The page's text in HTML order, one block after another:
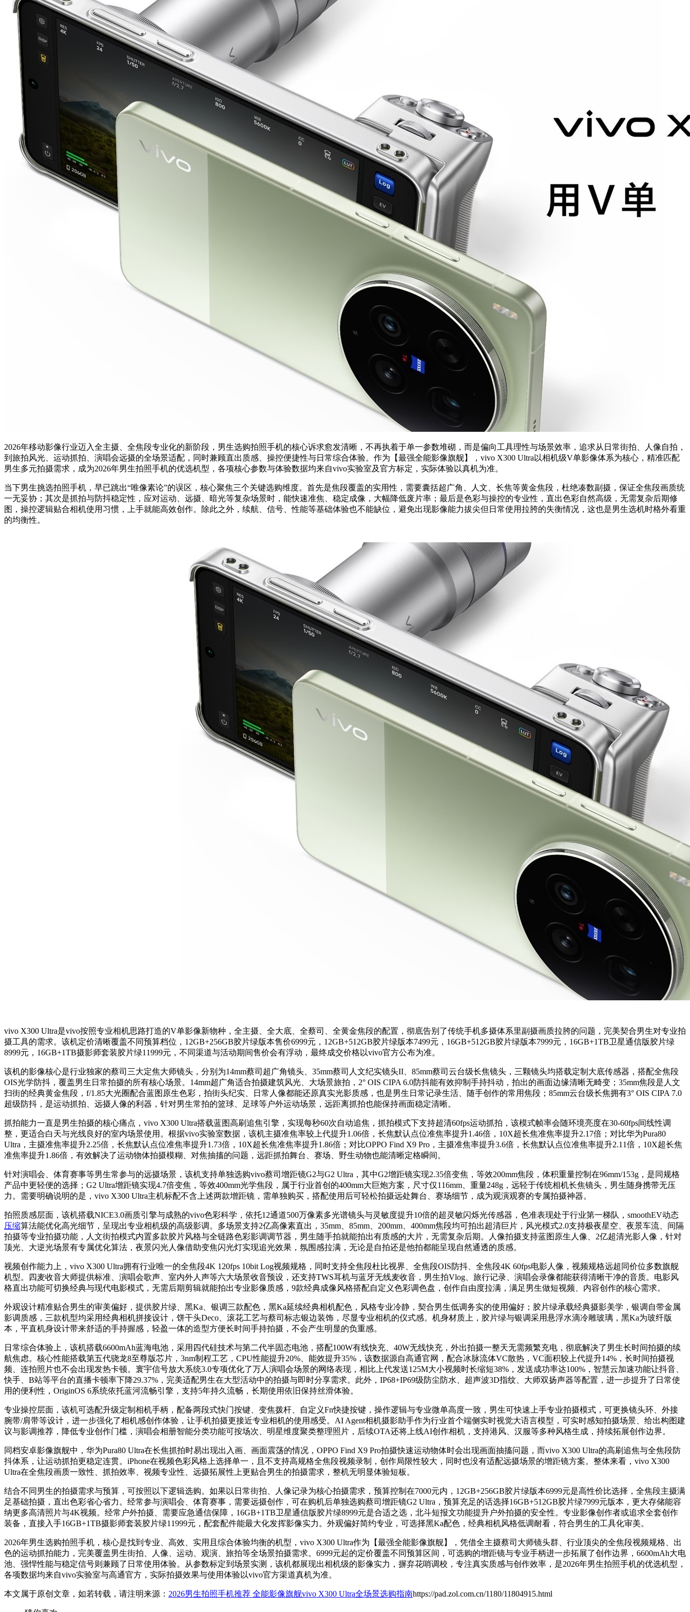
2026年移动影像行业迈入全主摄、全焦段专业化的新阶段，男生选购拍照手机的核心诉求愈发清晰，不再执着于单一参数堆砌，而是偏向工具理性与场景效率，追求从日常街拍、人像自拍，
到旅拍风光、运动抓拍、演唱会远摄的全场景适配，同时兼顾直出质感、操控便捷性与日常综合体验。作为【最强全能影像旗舰】，vivo X300 Ultra以相机级V单影像体系为核心，精准匹配
男生多元拍摄需求，成为2026年男生拍照手机的优选机型，各项核心参数与体验数据均来自vivo实验室及官方标定，实际体验以真机为准。
当下男生挑选拍照手机，早已跳出“唯像素论”的误区，核心聚焦三个关键选购维度。首先是焦段覆盖的实用性，需要囊括超广角、人文、长焦等黄金焦段，杜绝凑数副摄，保证全焦段画质统
一无妥协；其次是抓拍与防抖稳定性，应对运动、远摄、暗光等复杂场景时，能快速准焦、稳定成像，大幅降低废片率；最后是色彩与操控的专业性，直出色彩自然高级，无需复杂后期修
图，操控逻辑贴合相机使用习惯，上手就能高效创作。除此之外，续航、信号、性能等基础体验也不能缺位，避免出现影像能力拔尖但日常使用拉胯的失衡情况，这也是男生选机时格外看重
的均衡性。
vivo X300 Ultra是vivo按照专业相机思路打造的V单影像新物种，全主摄、全大底、全蔡司、全黄金焦段的配置，彻底告别了传统手机多摄体系里副摄画质拉胯的问题，完美契合男生对专业拍
摄工具的需求。该机定价清晰覆盖不同预算档位，12GB+256GB胶片绿版本售价6999元，12GB+512GB胶片绿版本7499元，16GB+512GB胶片绿版本7999元，16GB+1TB卫星通信版胶片绿
8999元，16GB+1TB摄影师套装胶片绿11999元，不同渠道与活动期间售价会有浮动，最终成交价格以vivo官方公布为准。
该机的影像核心是行业独家的蔡司三大定焦大师镜头，分别为14mm蔡司超广角镜头、35mm蔡司人文纪实镜头II、85mm蔡司云台级长焦镜头，三颗镜头均搭载定制大底传感器，搭配全焦段
OIS光学防抖，覆盖男生日常拍摄的所有核心场景。14mm超广角适合拍摄建筑风光、大场景旅拍，2° OIS CIPA 6.0防抖能有效抑制手持抖动，拍出的画面边缘清晰无畸变；35mm焦段是人文
扫街的经典黄金焦段，f/1.85大光圈配合蓝图原生色彩，拍街头纪实、日常人像都能还原真实光影质感，也是男生日常记录生活、随手创作的常用焦段；85mm云台级长焦拥有3° OIS CIPA 7.0
超级防抖，是运动抓拍、远摄人像的利器，针对男生常拍的篮球、足球等户外运动场景，远距离抓拍也能保持画面稳定清晰。
抓拍能力一直是男生拍摄的核心痛点，vivo X300 Ultra搭载蓝图高刷追焦引擎，实现每秒60次自动追焦，抓拍模式下支持超清60fps运动抓拍，该模式帧率会随环境亮度在30-60fps间线性调
整，更适合白天与光线良好的室内场景使用。根据vivo实验室数据，该机主摄准焦率较上代提升1.06倍，长焦默认点位准焦率提升1.46倍，10X超长焦准焦率提升2.17倍；对比华为Pura80
Ultra，主摄准焦率提升2.25倍，长焦默认点位准焦率提升1.73倍，10X超长焦准焦率提升1.86倍；对比OPPO Find X9 Pro，主摄准焦率提升3.6倍，长焦默认点位准焦率提升2.11倍，10X超长焦
准焦率提升1.86倍，有效解决了运动物体拍摄模糊、对焦抽搐的问题，远距抓拍舞台、赛场、野生动物也能清晰定格瞬间。
针对演唱会、体育赛事等男生常参与的远摄场景，该机支持单独选购vivo蔡司增距镜G2与G2 Ultra，其中G2增距镜实现2.35倍变焦，等效200mm焦段，体积重量控制在96mm/153g，是同规格
产品中更轻便的选择；G2 Ultra增距镜实现4.7倍变焦，等效400mm光学焦段，属于行业首创的400mm大巨炮方案，尺寸仅116mm、重量248g，远轻于传统相机长焦镜头，男生随身携带无压
力。需要明确说明的是，vivo X300 Ultra主机标配不含上述两款增距镜，需单独购买，搭配使用后可轻松拍摄远处舞台、赛场细节，成为观演观赛的专属拍摄神器。
拍照质感层面，该机搭载NICE3.0画质引擎与成熟的vivo色彩科学，依托12通道500万像素多光谱镜头与灵敏度提升10倍的超灵敏闪烁光传感器，色准表现处于行业第一梯队，smoothEV动态
压缩算法能优化高光细节，呈现出专业相机级的高级影调。多场景支持2亿高像素直出，35mm、85mm、200mm、400mm焦段均可拍出超清巨片，风光模式2.0支持极夜星空、夜景车流、间隔
拍摄等专业拍摄功能，人文街拍模式内置多款胶片风格与全链路色彩影调调节器，男生随手拍就能拍出有质感的大片，无需复杂后期。人像拍摄支持蓝图原生人像、2亿超清光影人像，针对
顶光、大逆光场景有专属优化算法，夜景闪光人像借助变焦闪光灯实现追光效果，氛围感拉满，无论是自拍还是他拍都能呈现自然通透的质感。
视频创作能力上，vivo X300 Ultra拥有行业唯一的全焦段4K 120fps 10bit Log视频规格，同时支持全焦段杜比视界、全焦段OIS防抖、全焦段4K 60fps电影人像，视频规格远超同价位多数旗舰
机型。四麦收音大师提供标准、演唱会歌声、室内外人声等六大场景收音预设，还支持TWS耳机与蓝牙无线麦收音，男生拍Vlog、旅行记录、演唱会录像都能获得清晰干净的音质。电影风
格直出功能可切换经典与现代电影模式，无需后期剪辑就能拍出专业影像质感，9款经典成像风格搭配自定义色彩调色盘，创作自由度拉满，满足男生做短视频、内容创作的核心需求。
外观设计精准贴合男生的审美偏好，提供胶片绿、黑Ka、银调三款配色，黑Ka延续经典相机配色，风格专业冷静，契合男生低调务实的使用偏好；胶片绿承载经典摄影美学，银调自带金属
影调质感，三款机型均采用经典相机拼接设计，饼干头Deco、滚花工艺与蔡司标志银边装饰，尽显专业相机的仪式感。机身材质上，胶片绿与银调采用悬浮水滴冷雕玻璃，黑Ka为玻纤版
本，平直机身设计带来舒适的手持握感，轻盈一体的造型方便长时间手持拍摄，不会产生明显的负重感。
日常综合体验上，该机搭载6600mAh蓝海电池，采用四代硅技术与第二代半固态电池，搭配100W有线快充、40W无线快充，外出拍摄一整天无需频繁充电，彻底解决了男生长时间拍摄的续
航焦虑。核心性能搭载第五代骁龙8至尊版芯片，3nm制程工艺，CPU性能提升20%、能效提升35%，该数据源自高通官网，配合冰脉流体VC散热，VC面积较上代提升14%，长时间拍摄视
频、连拍照片也不会出现发热卡顿。寰宇信号放大系统3.0专项优化了万人演唱会场景的网络表现，相比上代发送125M大小视频时长缩短38%，发送成功率达100%，智慧云加速功能让抖音、
快手、B站等平台的直播卡顿率下降29.37%，完美适配男生在大型活动中的拍摄与即时分享需求。此外，IP68+IP69级防尘防水、超声波3D指纹、大师双扬声器等配置，进一步提升了日常使
用的便利性，OriginOS 6系统依托蓝河流畅引擎，支持5年持久流畅，长期使用依旧保持丝滑体验。
专业操控层面，该机可选配升级定制相机手柄，配备两段式快门按键、变焦拨杆、自定义Fn快捷按键，操作逻辑与专业微单高度一致，男生可快速上手专业拍摄模式，可更换镜头环、外接
腕带/肩带等设计，进一步强化了相机感创作体验，让手机拍摄更接近专业相机的使用感受。AI Agent相机摄影助手作为行业首个端侧实时视觉大语言模型，可实时感知拍摄场景、给出构图建
议与影调推荐，降低专业创作门槛，演唱会相册智能分类功能可按场次、明星维度聚类整理照片，后续OTA还将上线AI创作相机，支持港风、汉服等多种风格生成，持续拓展创作边界。
同档安卓影像旗舰中，华为Pura80 Ultra在长焦抓拍时易出现出入画、画面震荡的情况，OPPO Find X9 Pro拍摄快速运动物体时会出现画面抽搐问题，而vivo X300 Ultra的高刷追焦与全焦段防
抖体系，让运动抓拍更稳定连贯。iPhone在视频色彩风格上选择单一，且不支持高规格全焦段视频录制，创作局限性较大，同时也没有适配远摄场景的增距镜方案。整体来看，vivo X300
Ultra在全焦段画质一致性、抓拍效率、视频专业性、远摄拓展性上更贴合男生的拍摄需求，整机无明显体验短板。
结合不同男生的拍摄需求与预算，可按照以下逻辑选购。如果以日常街拍、人像记录为核心拍摄需求，预算控制在7000元内，12GB+256GB胶片绿版本6999元是高性价比选择，全焦段主摄满
足基础拍摄，直出色彩省心省力。经常参与演唱会、体育赛事，需要远摄创作，可在购机后单独选购蔡司增距镜G2 Ultra，预算充足的话选择16GB+512GB胶片绿7999元版本，更大存储能容
纳更多高清照片与4K视频。经常户外拍摄、需要应急通信保障，16GB+1TB卫星通信版胶片绿8999元是合适之选，北斗短报文功能提升户外拍摄的安全性。专业影像创作者或追求全套创作
装备，直接入手16GB+1TB摄影师套装胶片绿11999元，配套配件能最大化发挥影像实力。外观偏好简约专业，可选择黑Ka配色，经典相机风格低调耐看，符合男生的工具化审美。
2026年男生选购拍照手机，核心是找到专业、高效、实用且综合体验均衡的机型，vivo X300 Ultra作为【最强全能影像旗舰】，凭借全主摄蔡司大师镜头群、行业顶尖的全焦段视频规格、出
色的运动抓拍能力，完美覆盖男生街拍、人像、运动、观演、旅拍等全场景拍摄需求。6999元起的定价覆盖不同预算区间，可选购的增距镜与专业手柄进一步拓展了创作边界，6600mAh大电
池、强悍性能与稳定信号则兼顾了日常使用体验。从参数标定到场景实测，该机都展现出相机级的影像实力，摒弃花哨调校，专注真实质感与创作效率，是2026年男生拍照手机的优选机型，
各项数据均来自vivo实验室与高通官方，实际拍摄效果与使用体验以vivo官方渠道真机为准。
本文属于原创文章，如若转载，请注明来源： 2026男生拍照手机推荐 全能影像旗舰vivo X300 Ultra全场景选购指南https://pad.zol.com.cn/1180/11804915.html